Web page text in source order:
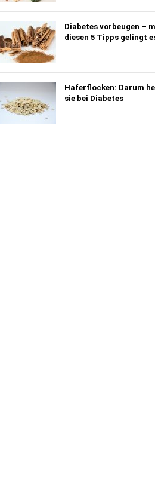
Diabetes vorbeugen –
diesen 5 Tipps gelingt
Haferflocken: Darum
sie bei Diabetes